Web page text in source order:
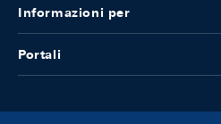
Informazioni per
Portali